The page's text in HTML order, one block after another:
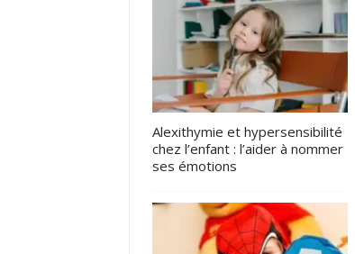
Alexithymie et hypersensibilité
chez l’enfant : l’aider à nommer
ses émotions